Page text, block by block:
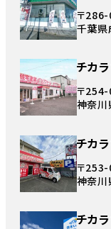
〒
千葉
チカ
〒
神奈
チカ
〒
神奈
チカ